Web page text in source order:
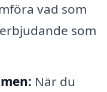
vad som
som
När du